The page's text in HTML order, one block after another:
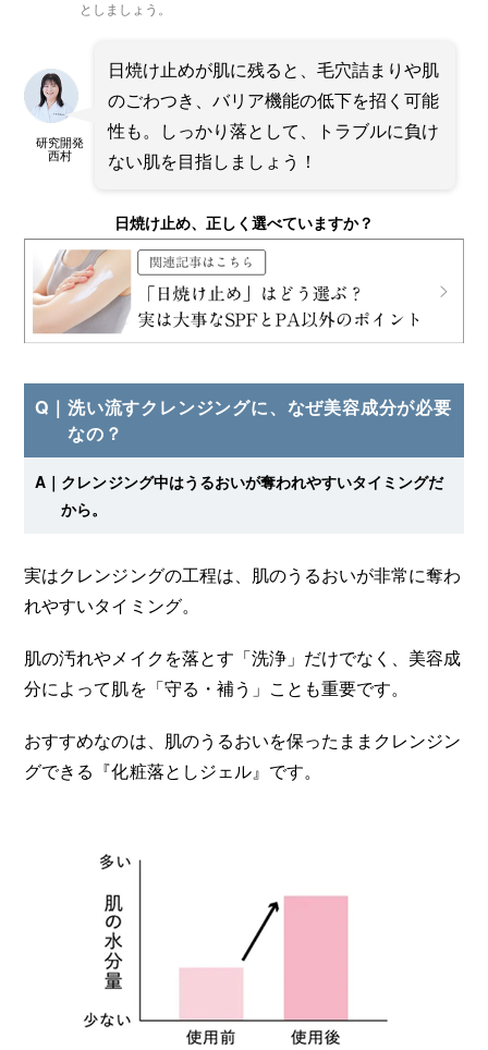
としましょう。
研究開発
西村
日焼け止めが肌に残ると、毛穴詰まりや肌
のごわつき、バリア機能の低下を招く可能
性も。しっかり落として、トラブルに負け
ない肌を目指しましょう！
日焼け止め、正しく選べていますか？
Q｜洗い流すクレンジングに、なぜ美容成分が必要
なの？
A｜ クレンジング中はうるおいが奪われやすいタイミングだ
から。
実はクレンジングの工程は、肌のうるおいが非常に奪わ
れやすいタイミング。
肌の汚れやメイクを落とす「洗浄」だけでなく、美容成
分によって肌を「守る・補う」ことも重要です。
おすすめなのは、肌のうるおいを保ったままクレンジン
グできる『化粧落としジェル』です。